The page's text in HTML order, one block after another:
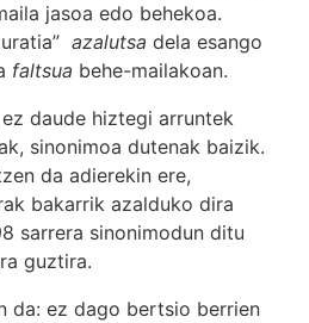
jasoa edo behekoa.
azalutsa dela esango
faltsua behe-mailakoan.
daude hiztegi arruntek
sinonimoa dutenak baizik.
da adierekin ere,
bakarrik azalduko dira
sarrera sinonimodun ditu
guztira.
da: ez dago bertsio berrien